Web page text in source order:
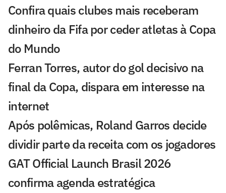
Confira quais clubes mais receberam
dinheiro da Fifa por ceder atletas à Copa
do Mundo
Ferran Torres, autor do gol decisivo na
final da Copa, dispara em interesse na
internet
Após polêmicas, Roland Garros decide
dividir parte da receita com os jogadores
GAT Official Launch Brasil 2026
confirma agenda estratégica